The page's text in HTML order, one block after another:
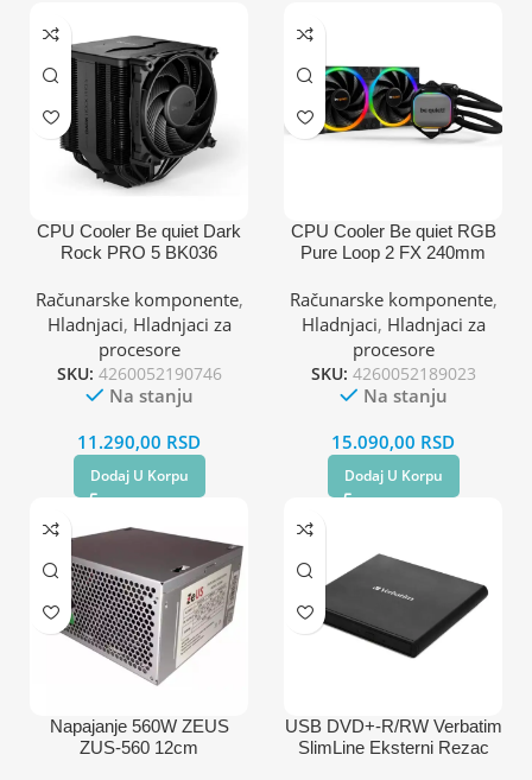
CPU Cooler Be quiet Dark
Rock PRO 5 BK036
1200,1700)/TDP-270W
Računarske komponente,
Hladnjaci, Hladnjaci za
procesore
SKU: 4260052190746
Na stanju
11.290,00 RSD
Dodaj U Korpu
CPU Cooler Be quiet RGB
Pure Loop 2 FX 240mm
(AM4,AM5,1700,1200,2066,
1150,1151,1155,2011)
Računarske komponente,
Hladnjaci, Hladnjaci za
procesore
SKU: 4260052189023
Na stanju
15.090,00 RSD
Dodaj U Korpu
Napajanje 560W ZEUS
ZUS-560 12cm
USB DVD+-R/RW Verbatim
SlimLine Eksterni Rezac